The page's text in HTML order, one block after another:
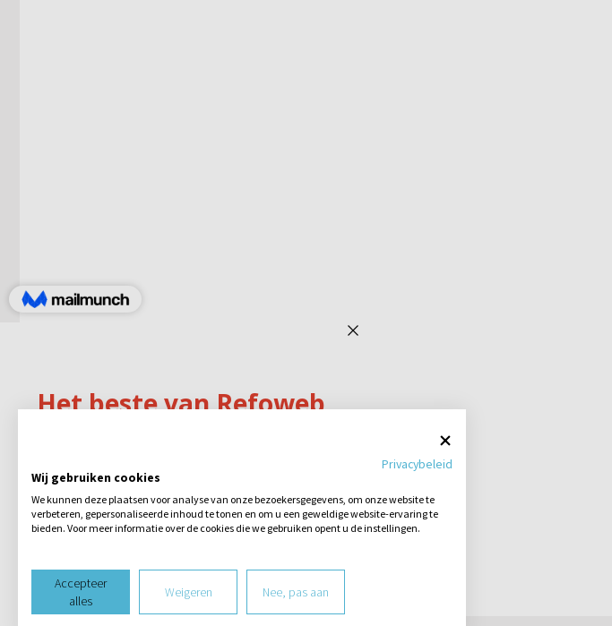
Privacybeleid
Wij gebruiken cookies
We kunnen deze plaatsen voor analyse van onze bezoekersgegevens, om onze website te
verbeteren, gepersonaliseerde inhoud te tonen en om u een geweldige website-ervaring te
bieden. Voor meer informatie over de cookies die we gebruiken opent u de instellingen.
Accepteer
alles
Weigeren Nee, pas aan